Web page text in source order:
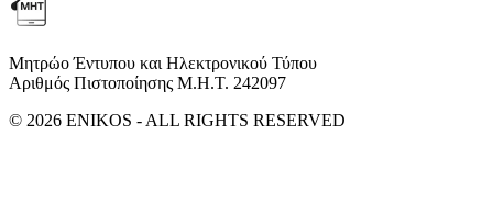
Μητρώο Έντυπου και Ηλεκτρονικού Τύπου
Αριθμός Πιστοποίησης Μ.Η.Τ. 242097
© 2026 ENIKOS - ALL RIGHTS RESERVED